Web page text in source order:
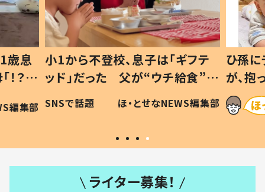
歳息
？」
編集部
小1から不登校、息子は「ギフテ
ッド」だった 父が“ウチ給食”を
作り続ける理由とは #令和の親
#令和の子
SNSで話題 ほ・とせなNEWS編集部
ひ孫
が、
「涙が
い」
ライター募集！